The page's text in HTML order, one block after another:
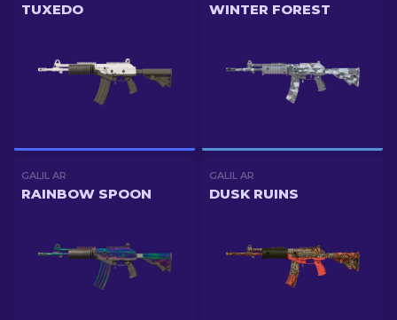
TUXEDO WINTER FOREST
GALIL AR
RAINBOW SPOON
GALIL AR
DUSK RUINS